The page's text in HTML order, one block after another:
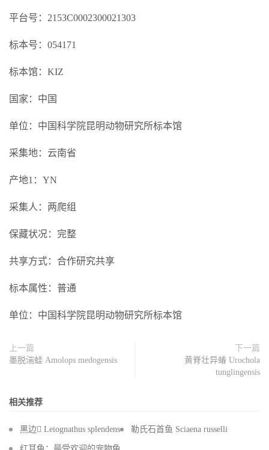
平台号：2153C0002300021303
标本号：054171
标本馆：KIZ
国家：中国
单位：中国科学院昆明动物研究所标本馆
采集地：云南省
产地1：YN
采集人：两爬组
保藏状况：完整
共享方式：合作研究共享
标本属性：普通
单位：中国科学院昆明动物研究所标本馆
上一篇
墨脱湍蛙 Amolops medogensis
下一篇
黄脊壮异蝽 Urochola
tunglingensis
相关推荐
黑边 Leiognathus splendens 勒氏石首鱼 Sciaena russelli